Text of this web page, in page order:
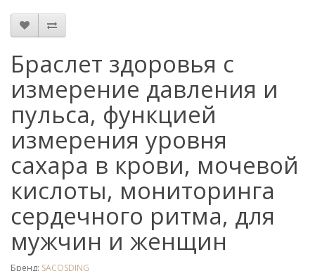
Браслет здоровья с
измерение давления и
пульса, функцией
измерения уровня
сахара в крови, мочевой
кислоты, мониторинга
сердечного ритма, для
мужчин и женщин
Бренд: SACOSDING